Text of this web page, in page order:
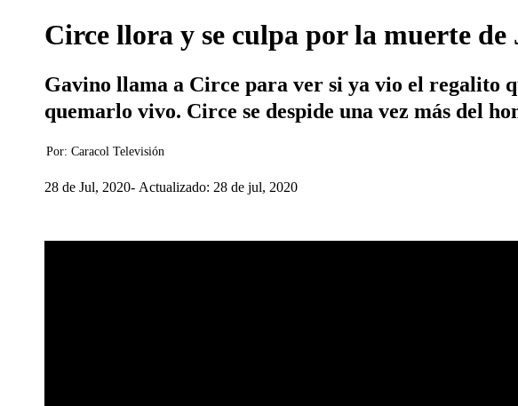
Circe llora y se culpa por la muerte de
Gavino llama a Circe para ver si ya vio el regalito
quemarlo vivo. Circe se despide una vez más del
Por: Caracol Televisión
28 de Jul, 2020 Actualizado: 28 de jul, 2020